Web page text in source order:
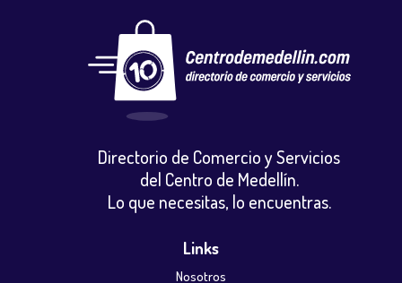
Directorio de Comercio y Servicios
del Centro de Medellín.
Lo que necesitas, lo encuentras.
Links
Nosotros